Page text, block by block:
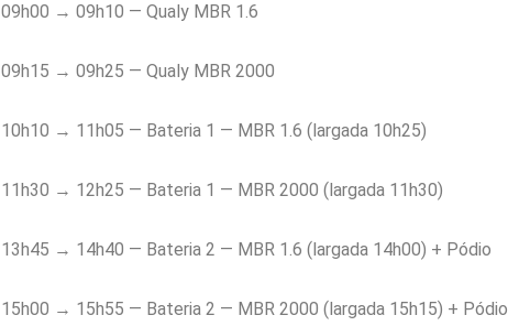
09h00 → 09h10 — Qualy MBR 1.6
09h15 → 09h25 — Qualy MBR 2000
10h10 → 11h05 — Bateria 1 — MBR 1.6 (largada 10h25)
11h30 → 12h25 — Bateria 1 — MBR 2000 (largada 11h30)
13h45 → 14h40 — Bateria 2 — MBR 1.6 (largada 14h00) + Pódio
15h00 → 15h55 — Bateria 2 — MBR 2000 (largada 15h15) + Pódio